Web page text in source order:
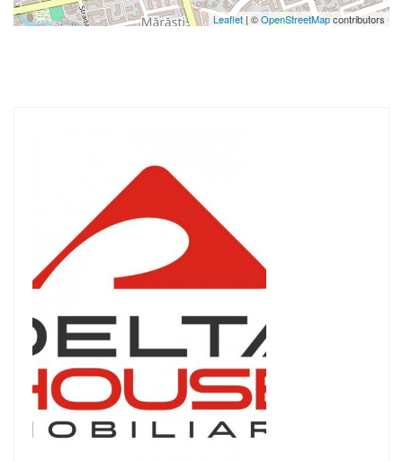
Leaflet| ©OpenStreetMapcontributors